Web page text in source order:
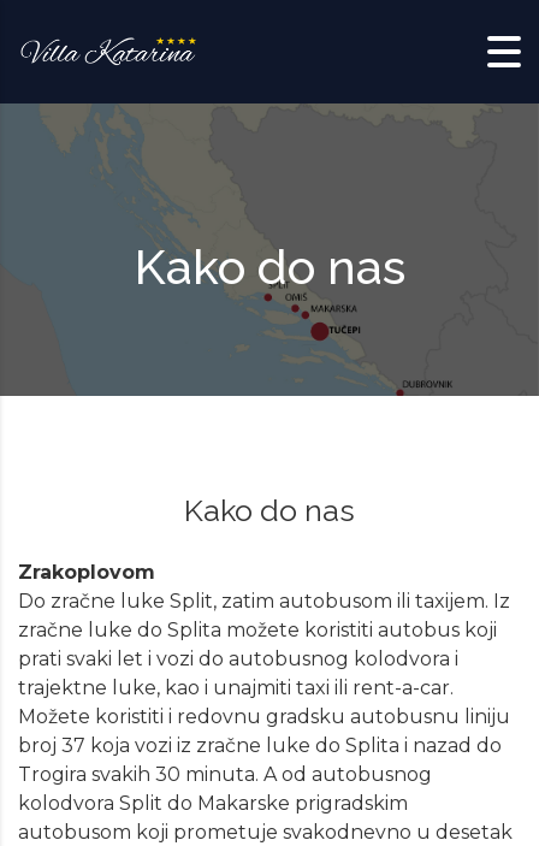
Kako do nas
Kako do nas
Zrakoplovom
Do zračne luke Split, zatim autobusom ili taxijem. Iz
zračne luke do Splita možete koristiti autobus koji
prati svaki let i vozi do autobusnog kolodvora i
trajektne luke, kao i unajmiti taxi ili rent-a-car.
Možete koristiti i redovnu gradsku autobusnu liniju
broj 37 koja vozi iz zračne luke do Splita i nazad do
Trogira svakih 30 minuta. A od autobusnog
kolodvora Split do Makarske prigradskim
autobusom koji prometuje svakodnevno u desetak